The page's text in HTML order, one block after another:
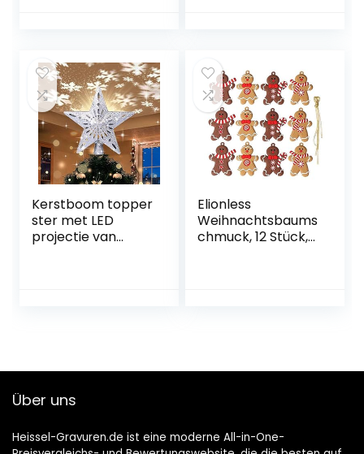
engelenvleugels
decoratie 10 stuks
18 cm 16 cm 12 cm
10 cm 8 cm
Kerstboom topper
ster met LED
projectie van
aangedreven
kerstboom
Elionless
Weihnachtsbaums
chmuck, 12 Stück,
Über uns
Heissel-Gravuren.de ist eine moderne All-in-One-